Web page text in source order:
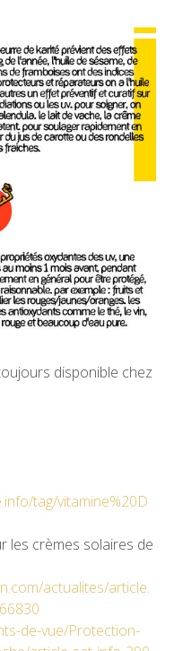
disponible chez
tag/vitamine%20D
les crèmes solaires de
actualites/article.
de-vue/Protection-